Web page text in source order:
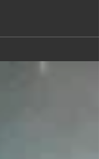
まのご来店をお